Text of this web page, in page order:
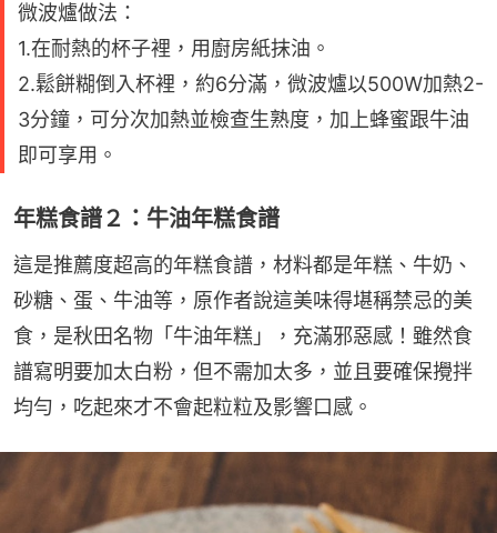
微波爐做法：
1.在耐熱的杯子裡，用廚房紙抹油。
2.鬆餅糊倒入杯裡，約6分滿，微波爐以500W加熱2-
3分鐘，可分次加熱並檢查生熟度，加上蜂蜜跟牛油
即可享用。
年糕食譜２：牛油年糕食譜
這是推薦度超高的年糕食譜，材料都是年糕、牛奶、
砂糖、蛋、牛油等，原作者說這美味得堪稱禁忌的美
食，是秋田名物「牛油年糕」，充滿邪惡感！雖然食
譜寫明要加太白粉，但不需加太多，並且要確保攪拌
均勻，吃起來才不會起粒粒及影響口感。